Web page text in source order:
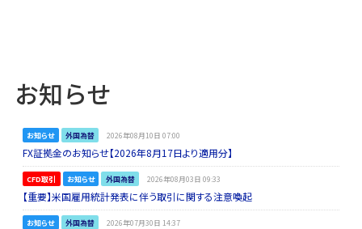
お知らせ
お知らせ 外国為替 2026年08月10日 07:00
FX証拠金のお知らせ【2026年8月17日より適用分】
CFD取引 お知らせ 外国為替 2026年08月03日 09:33
【重要】米国雇用統計発表に伴う取引に関する注意喚起
お知らせ 外国為替 2026年07月30日 14:37